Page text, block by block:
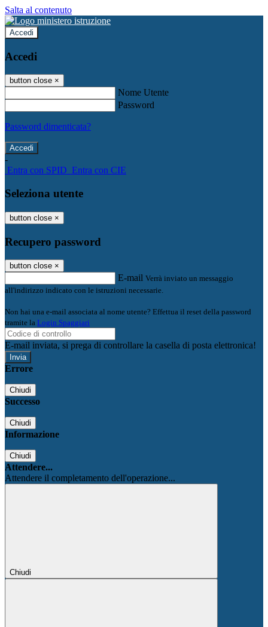
Salta al contenuto
Accedi
Accedi
button close ×
Nome Utente
Password
Password dimenticata?
-
Entra con SPID Entra con CIE
Seleziona utente
button close ×
Recupero password
button close ×
E-mail Verrà inviato un messaggio
all'indirizzo indicato con le istruzioni necessarie.
Non hai una e-mail associata al nome utente? Effettua il reset della password
tramite la Login Spaggiari
E-mail inviata, si prega di controllare la casella di posta elettronica!
Errore
Chiudi
Successo
Chiudi
Informazione
Chiudi
Attendere...
Attendere il completamento dell'operazione...
Chiudi